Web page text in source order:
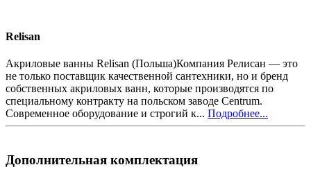
Relisan
Акриловые ванны Relisan (Польша)Компания Релисан — это
не только поставщик качественной сантехники, но и бренд
собственных акриловых ванн, которые производятся по
специальному контракту на польском заводе Centrum.
Современное оборудование и строгий к... Подробнее...
Дополнительная комплектация